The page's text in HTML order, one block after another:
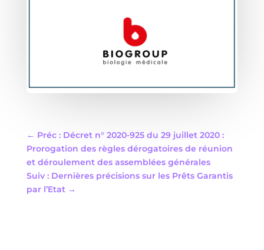
← Préc : Décret n° 2020-925 du 29 juillet 2020 :
Prorogation des règles dérogatoires de réunion
et déroulement des assemblées générales
Suiv : Dernières précisions sur les Prêts Garantis
par l’Etat→